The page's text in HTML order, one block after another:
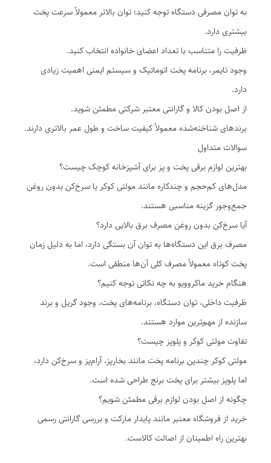
به توان مصرفی دستگاه توجه کنید؛ توان بالاتر معمولاً سرعت پخت
بیشتری دارد.
ظرفیت را متناسب با تعداد اعضای خانواده انتخاب کنید.
وجود تایمر، برنامه پخت اتوماتیک و سیستم ایمنی اهمیت زیادی
دارد.
از اصل بودن کالا و گارانتی معتبر شرکتی مطمئن شوید.
برندهای شناخته‌شده معمولاً کیفیت ساخت و طول عمر بالاتری دارند.
سوالات متداول
بهترین لوازم برقی پخت و پز برای آشپزخانه کوچک چیست؟
مدل‌های کم‌حجم و چندکاره مانند مولتی کوکر یا سرخ‌کن بدون روغن
جمع‌وجور گزینه مناسبی هستند.
آیا سرخ‌کن بدون روغن مصرف برق بالایی دارد؟
مصرف برق این دستگاه‌ها به توان آن بستگی دارد، اما به دلیل زمان
پخت کوتاه معمولاً مصرف کلی آن‌ها منطقی است.
هنگام خرید ماکروویو به چه نکاتی توجه کنیم؟
ظرفیت داخلی، توان دستگاه، برنامه‌های پخت، وجود گریل و برند
سازنده از مهم‌ترین موارد هستند.
تفاوت مولتی کوکر و پلوپز چیست؟
مولتی کوکر چندین برنامه پخت مانند بخارپز، آرام‌پز و سرخ‌کن دارد،
اما پلوپز بیشتر برای پخت برنج طراحی شده است.
چگونه از اصل بودن لوازم برقی مطمئن شویم؟
خرید از فروشگاه معتبر مانند پایدار مارکت و بررسی گارانتی رسمی
بهترین راه اطمینان از اصالت کالاست.